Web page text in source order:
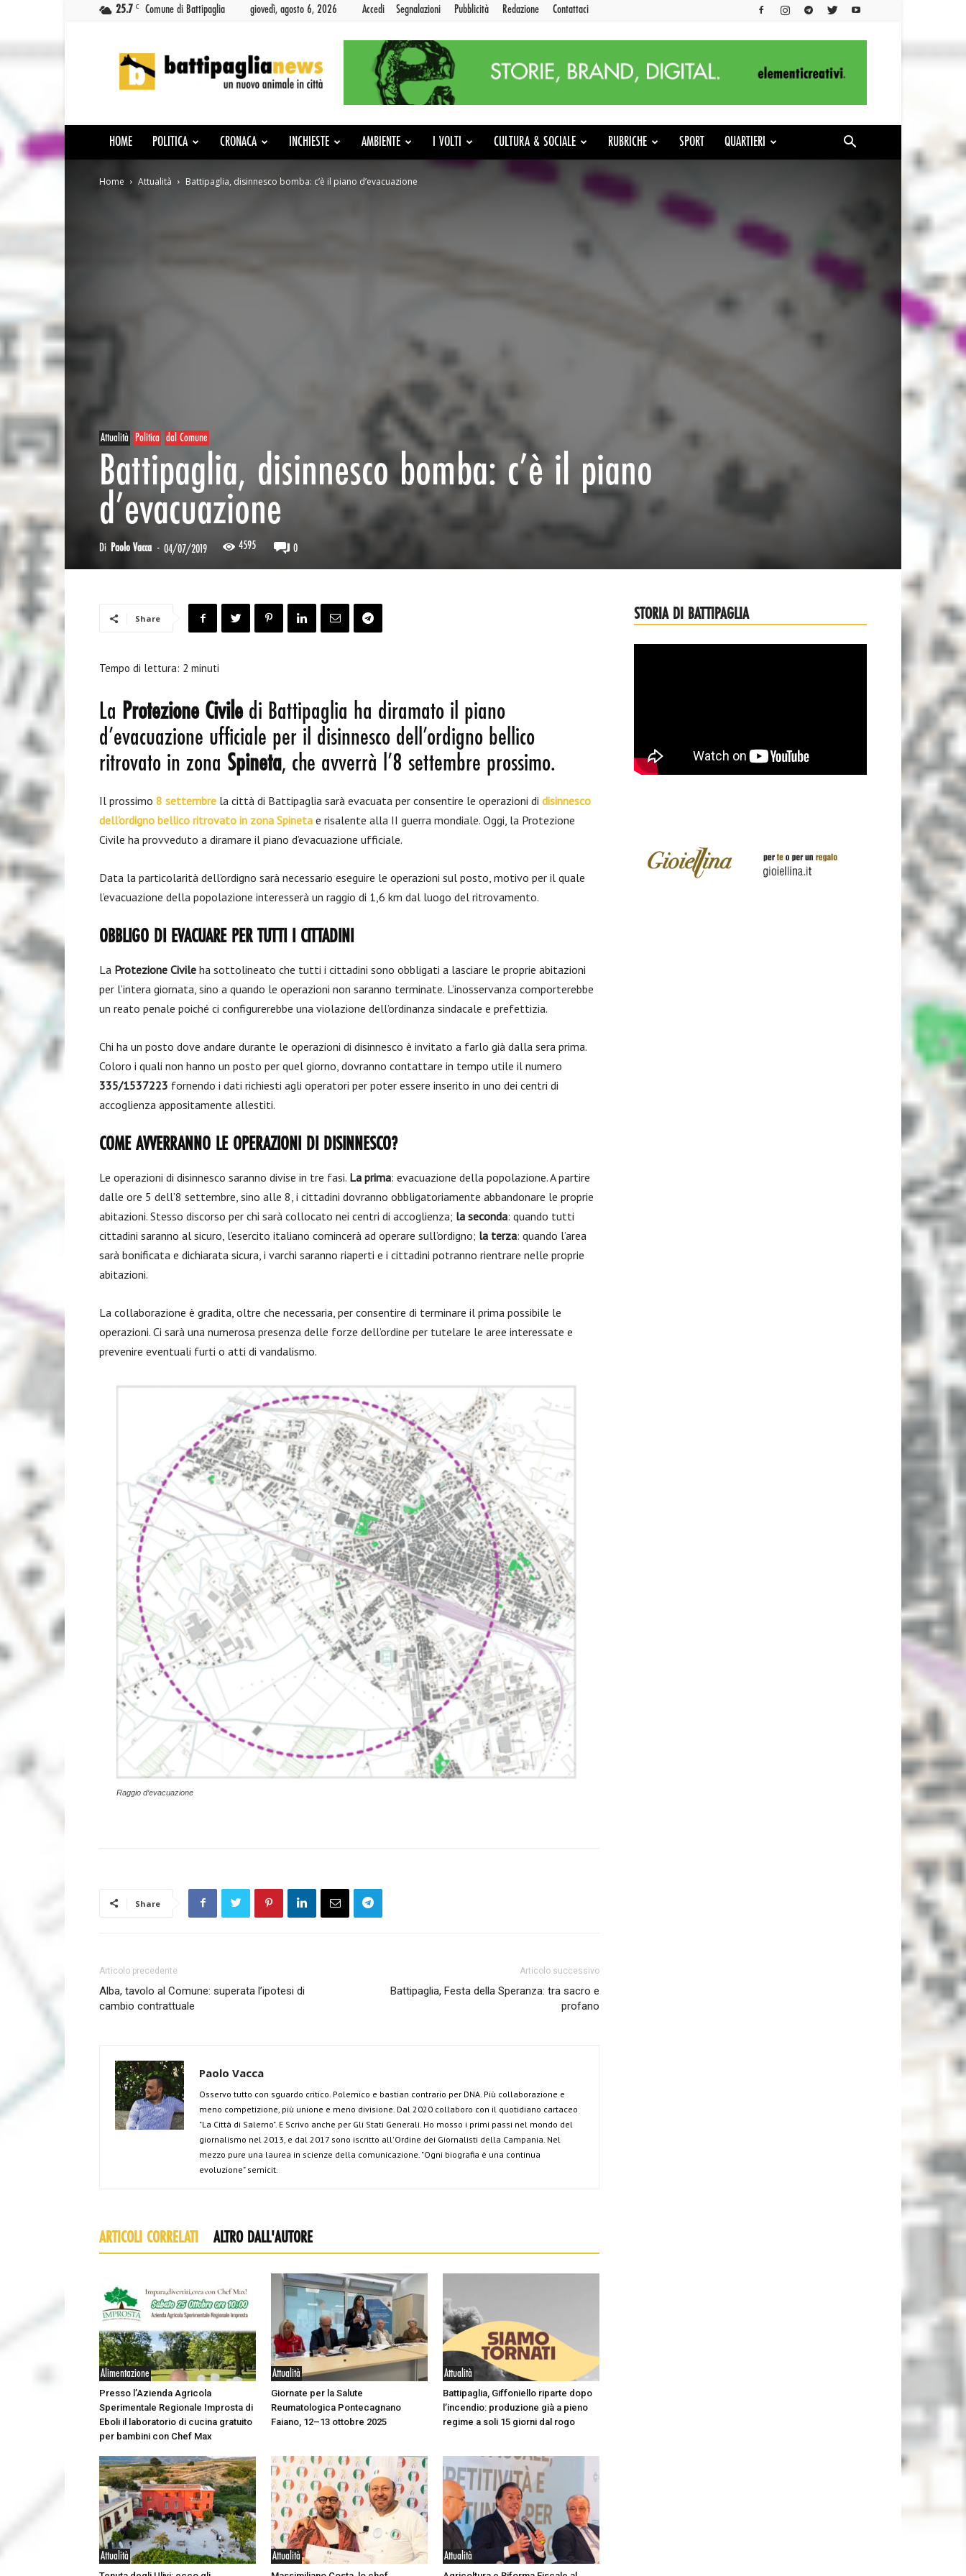
25.7 C Comune di Battipaglia giovedì, agosto 6, 2026 Accedi Segnalazioni Pubblicità Redazione Contattaci
News
HOME POLITICA CRONACA INCHIESTE AMBIENTE I VOLTI CULTURA & SOCIALE RUBRICHE SPORT QUARTIERI
Home Attualità Battipaglia, disinnesco bomba: c’è il piano d’evacuazione
Attualità Politica dal Comune
Battipaglia, disinnesco bomba: c’è il piano
d’evacuazione
Di Paolo Vacca - 04/07/2019 4595 0
Share
Tempo di lettura: 2 minuti
La Protezione Civiledi Battipaglia ha diramato il piano
d’evacuazione ufficiale per il disinnesco dell’ordigno bellico
ritrovato in zona Spineta, che avverrà l’8 settembre prossimo.
Il prossimo 8 settembre la città di Battipaglia sarà evacuata per consentire le operazioni di disinnesco
dell’ordigno bellico ritrovato in zona Spineta e risalente alla II guerra mondiale. Oggi, la Protezione
Civile ha provveduto a diramare il piano d’evacuazione ufficiale.
Data la particolarità dell’ordigno sarà necessario eseguire le operazioni sul posto, motivo per il quale
l’evacuazione della popolazione interesserà un raggio di 1,6 km dal luogo del ritrovamento.
OBBLIGO DI EVACUARE PER TUTTI I CITTADINI
La Protezione Civile ha sottolineato che tutti i cittadini sono obbligati a lasciare le proprie abitazioni
per l’intera giornata, sino a quando le operazioni non saranno terminate. L’inosservanza comporterebbe
un reato penale poiché ci configurerebbe una violazione dell’ordinanza sindacale e prefettizia.
Chi ha un posto dove andare durante le operazioni di disinnesco è invitato a farlo già dalla sera prima.
Coloro i quali non hanno un posto per quel giorno, dovranno contattare in tempo utile il numero
335/1537223 fornendo i dati richiesti agli operatori per poter essere inserito in uno dei centri di
accoglienza appositamente allestiti.
COME AVVERRANNO LE OPERAZIONI DI DISINNESCO?
Le operazioni di disinnesco saranno divise in tre fasi. La prima: evacuazione della popolazione. A partire
dalle ore 5 dell’8 settembre, sino alle 8, i cittadini dovranno obbligatoriamente abbandonare le proprie
abitazioni. Stesso discorso per chi sarà collocato nei centri di accoglienza; la seconda: quando tutti
cittadini saranno al sicuro, l’esercito italiano comincerà ad operare sull’ordigno; la terza: quando l’area
sarà bonificata e dichiarata sicura, i varchi saranno riaperti e i cittadini potranno rientrare nelle proprie
abitazioni.
La collaborazione è gradita, oltre che necessaria, per consentire di terminare il prima possibile le
operazioni. Ci sarà una numerosa presenza delle forze dell’ordine per tutelare le aree interessate e
prevenire eventuali furti o atti di vandalismo.
Raggio d’evacuazione
Share
Articolo precedente
Alba, tavolo al Comune: superata l’ipotesi di
cambio contrattuale
Articolo successivo
Battipaglia, Festa della Speranza: tra sacro e
profano
Paolo Vacca
Osservo tutto con sguardo critico. Polemico e bastian contrario per DNA. Più collaborazione e
meno competizione, più unione e meno divisione. Dal 2020 collaboro con il quotidiano cartaceo
"La Città di Salerno". E Scrivo anche per Gli Stati Generali. Ho mosso i primi passi nel mondo del
giornalismo nel 2013, e dal 2017 sono iscritto all'Ordine dei Giornalisti della Campania. Nel
mezzo pure una laurea in scienze della comunicazione. "Ogni biografia è una continua
evoluzione" semicit.
ARTICOLI CORRELATI ALTRO DALL'AUTORE
Alimentazione
Presso l’Azienda Agricola
Sperimentale Regionale Improsta di
Eboli il laboratorio di cucina gratuito
per bambini con Chef Max
Attualità
Giornate per la Salute
Reumatologica Pontecagnano
Faiano, 12–13 ottobre 2025
Attualità
Battipaglia, Giffoniello riparte dopo
l’incendio: produzione già a pieno
regime a soli 15 giorni dal rogo
Attualità Attualità Attualità
STORIA DI BATTIPAGLIA